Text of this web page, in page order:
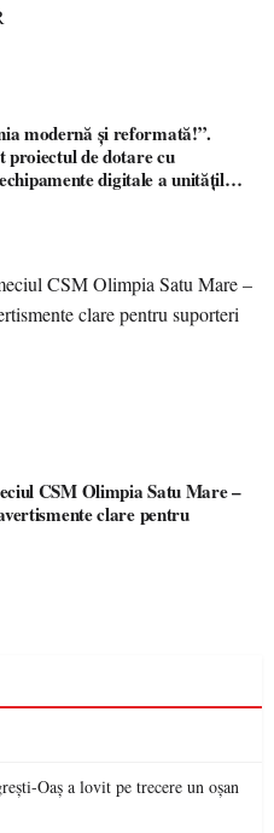
modernă și reformată!”.
de dotare cu
digitale a unităților
CSM Olimpia Satu Mare –
clare pentru
Oaș a lovit pe trecere un oșan